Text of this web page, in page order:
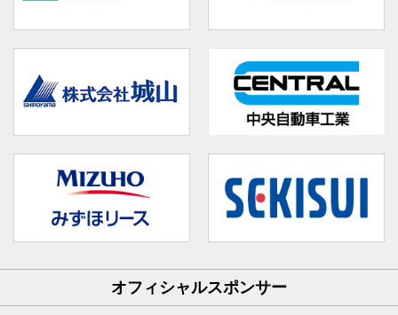
オフィシャルスポンサー